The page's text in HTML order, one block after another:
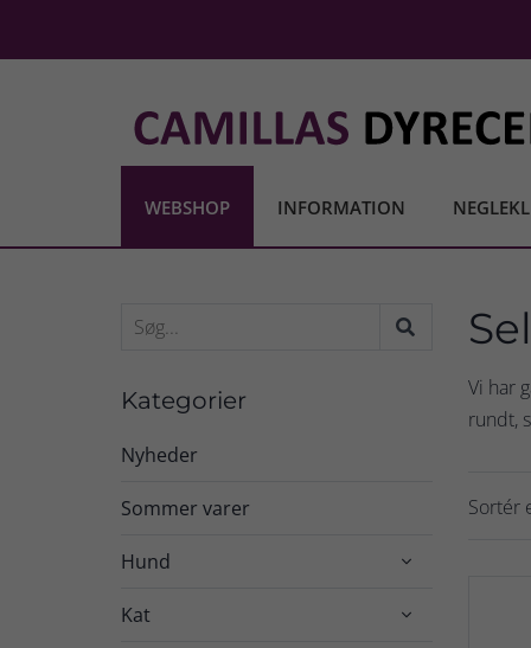
WEBSHOP INFORMATION
Kategorier
Nyheder
Sommer varer
Hund 
Kat 
Vi har
rundt,
Sortér